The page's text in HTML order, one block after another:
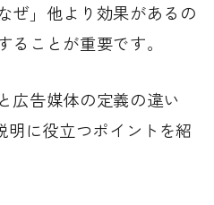
ぜ」他より効果があるの
ることが重要です。
広告媒体の定義の違い
明に役立つポイントを紹